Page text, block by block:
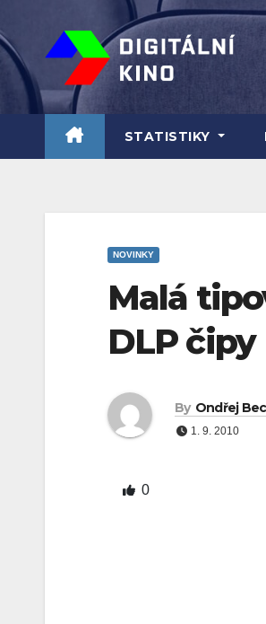
to
content
STATISTIKY
NOVINKY
Malá
DLP čipy
By Ondřej
1. 9. 2010
0